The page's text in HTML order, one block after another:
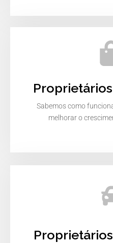
Sabemos como
melhorar o